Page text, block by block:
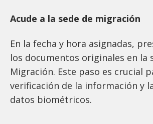
Acude a la sede de migración
En la fecha y hora asignadas,
los documentos originales en la
Migración. Este paso es crucial
verificación de la información y
datos biométricos.